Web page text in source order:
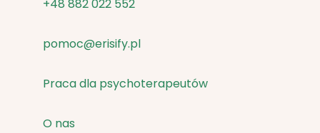
+48 882 022 552
pomoc@erisify.pl
Praca dla psychoterapeutów
O nas